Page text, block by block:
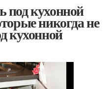
под кухонной
никогда не
кухонной